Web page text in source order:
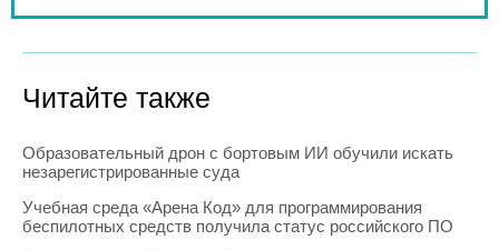
Читайте также
Образовательный дрон с бортовым ИИ обучили искать
незарегистрированные суда
Учебная среда «Арена Код» для программирования
беспилотных средств получила статус российского ПО